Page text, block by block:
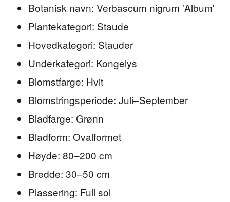
Botanisk navn: Verbascum nigrum 'Album'
Plantekategori: Staude
Hovedkategori: Stauder
Underkategori: Kongelys
Blomstfarge: Hvit
Blomstringsperiode: Juli–September
Bladfarge: Grønn
Bladform: Ovalformet
Høyde: 80–200 cm
Bredde: 30–50 cm
Plassering: Full sol